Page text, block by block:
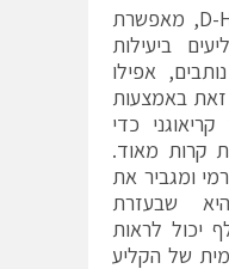
"ה D-HISS ThermoSight, מאפשרת
ביעילות
אפילו
זאת באמצעות
כדי
קרות מאוד.
ומגביר את
שבעזרת
יכול לראות
של הקליע